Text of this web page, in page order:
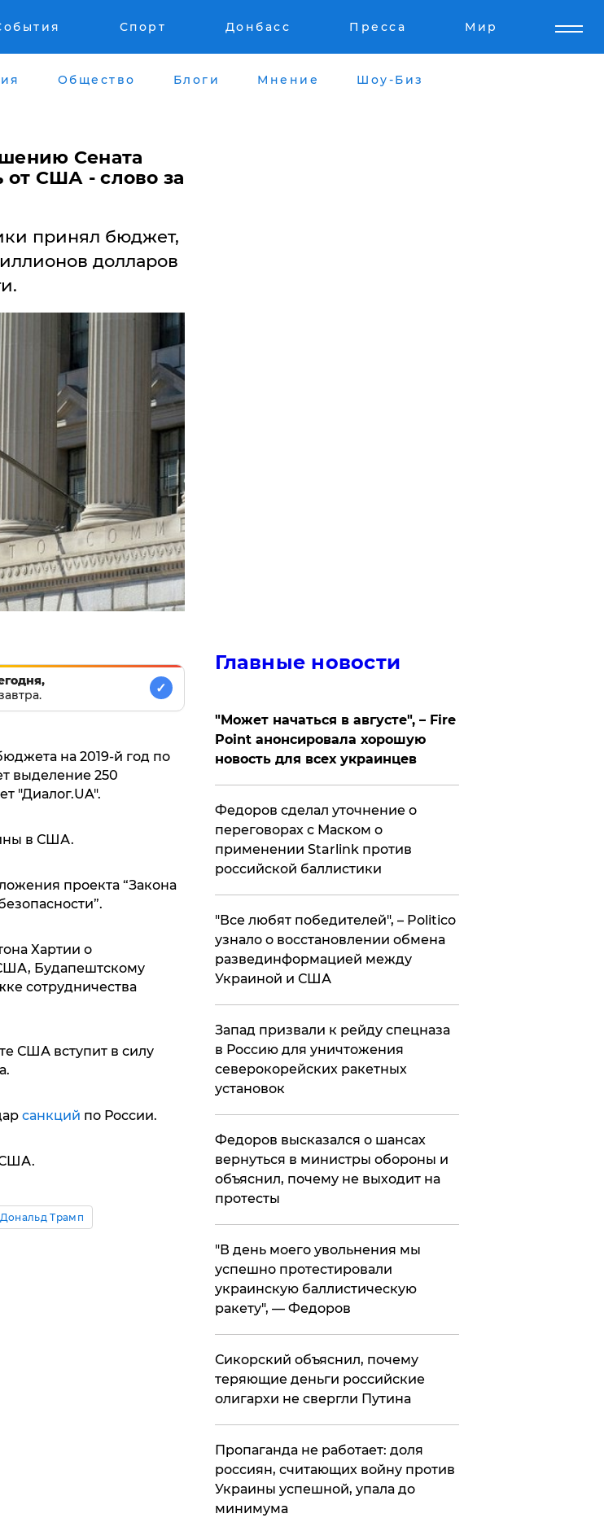
Спорт Донбасс Пресса Мир
Общество Блоги Мнение Шоу-Биз
Сената
США - слово за
принял бюджет,
долларов
✓
на 2019-й год по
выделение 250
"Диалог.UA".
в США.
проекта “Закона
Хартии о
Будапештскому
сотрудничества
США вступит в силу
санкций по России.
Дональд Трамп
Главные новости
"Может начаться в августе", – Fire
Point анонсировала хорошую
новость для всех украинцев
Федоров сделал уточнение о
переговорах с Маском о
применении Starlink против
российской баллистики
​"Все любят победителей", – Politico
узнало о восстановлении обмена
развединформацией между
Украиной и США
Запад призвали к рейду спецназа
в Россию для уничтожения
северокорейских ракетных
установок
Федоров высказался о шансах
вернуться в министры обороны и
объяснил, почему не выходит на
протесты
​"В день моего увольнения мы
успешно протестировали
украинскую баллистическую
ракету", — Федоров
Сикорский объяснил, почему
теряющие деньги российские
олигархи не свергли Путина
​Пропаганда не работает: доля
россиян, считающих войну против
Украины успешной, упала до
минимума